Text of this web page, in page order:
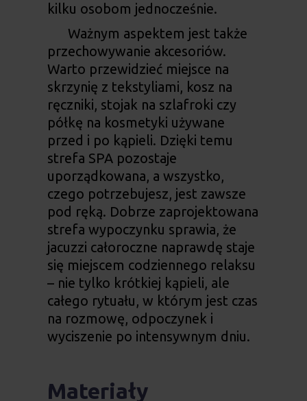
kilku osobom jednocześnie.
Ważnym aspektem jest także
przechowywanie akcesoriów.
Warto przewidzieć miejsce na
skrzynię z tekstyliami, kosz na
ręczniki, stojak na szlafroki czy
półkę na kosmetyki używane
przed i po kąpieli. Dzięki temu
strefa SPA pozostaje
uporządkowana, a wszystko,
czego potrzebujesz, jest zawsze
pod ręką. Dobrze zaprojektowana
strefa wypoczynku sprawia, że
jacuzzi całoroczne naprawdę staje
się miejscem codziennego relaksu
– nie tylko krótkiej kąpieli, ale
całego rytuału, w którym jest czas
na rozmowę, odpoczynek i
wyciszenie po intensywnym dniu.
Materiały